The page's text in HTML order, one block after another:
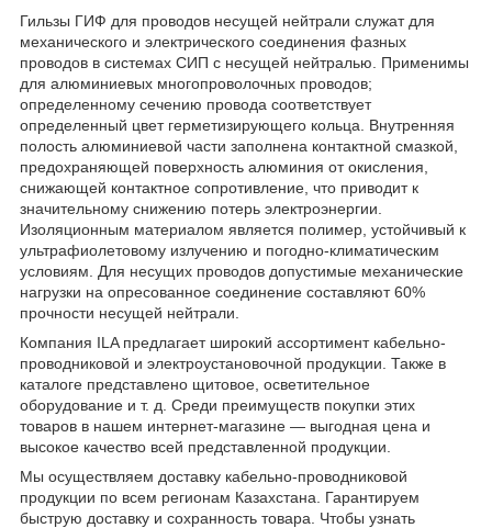
Гильзы ГИФ для проводов несущей нейтрали служат для
механического и электрического соединения фазных
проводов в системах СИП с несущей нейтралью. Применимы
для алюминиевых многопроволочных проводов;
определенному сечению провода соответствует
определенный цвет герметизирующего кольца. Внутренняя
полость алюминиевой части заполнена контактной смазкой,
предохраняющей поверхность алюминия от окисления,
снижающей контактное сопротивление, что приводит к
значительному снижению потерь электроэнергии.
Изоляционным материалом является полимер, устойчивый к
ультрафиолетовому излучению и погодно-климатическим
условиям. Для несущих проводов допустимые механические
нагрузки на опресованное соединение составляют 60%
прочности несущей нейтрали.
Компания ILA предлагает широкий ассортимент кабельно-
проводниковой и электроустановочной продукции. Также в
каталоге представлено щитовое, осветительное
оборудование и т. д. Среди преимуществ покупки этих
товаров в нашем интернет-магазине — выгодная цена и
высокое качество всей представленной продукции.
Мы осуществляем доставку кабельно-проводниковой
продукции по всем регионам Казахстана. Гарантируем
быструю доставку и сохранность товара. Чтобы узнать